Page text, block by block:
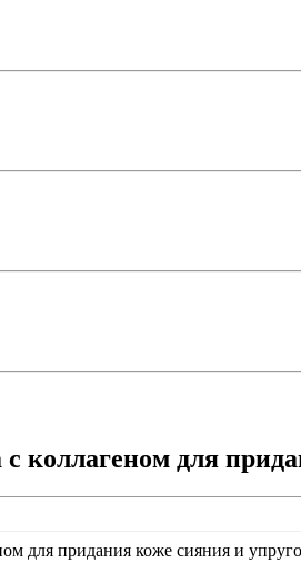
коллагеном для